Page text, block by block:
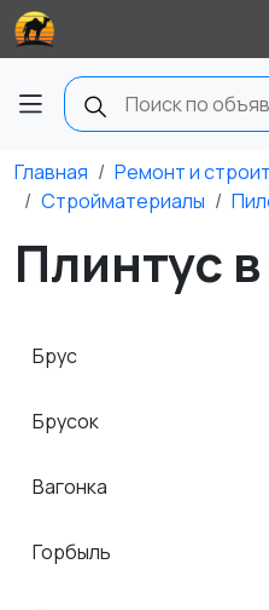
Главная
Ремонт и
Стройматериалы
Плинтус
Брус
Брусок
Вагонка
Горбыль